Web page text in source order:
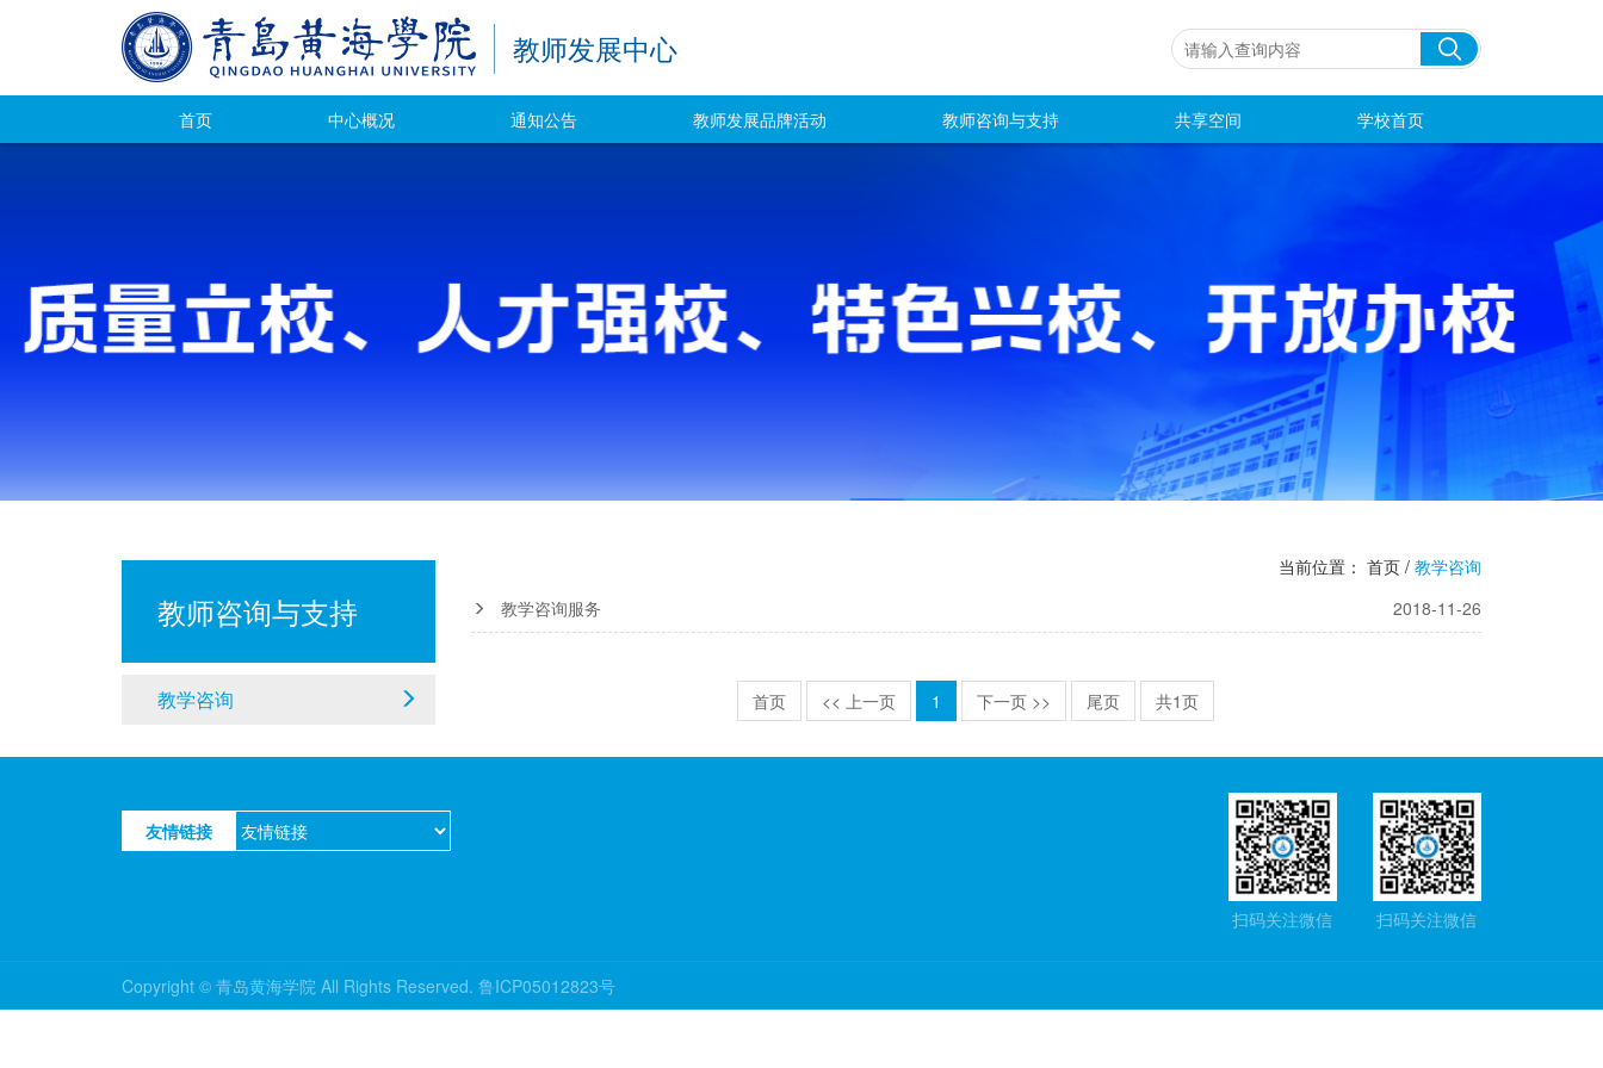
教师发展中心
首页 中心概况 通知公告 教师发展品牌活动 教师咨询与支持 共享空间 学校首页
教师咨询与支持
教学咨询
当前位置： 首页 / 教学咨询
教学咨询服务
2018-11-26
首页 << 上一页 1 下一页 >> 尾页 共1页
友情链接
扫码关注微信 扫码关注微信
Copyright © 青岛黄海学院 All Rights Reserved. 鲁ICP05012823号